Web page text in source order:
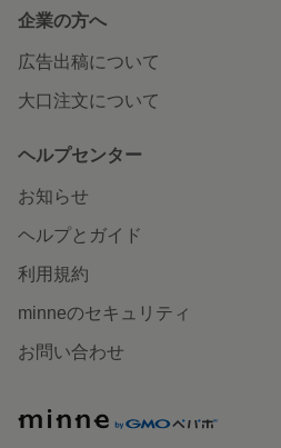
企業の方へ
広告出稿について
大口注文について
ヘルプセンター
お知らせ
ヘルプとガイド
利用規約
minneのセキュリティ
お問い合わせ